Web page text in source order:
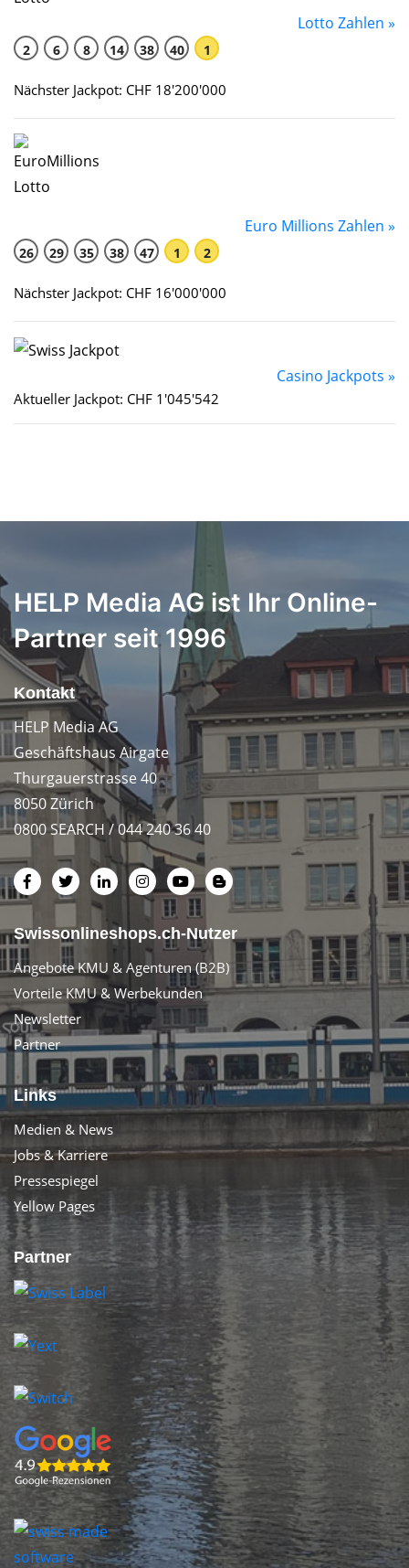
Lotto Zahlen »
2 6 8 14 38 40 1
Nächster Jackpot: CHF 18'200'000
Euro Millions Zahlen »
26 29 35 38 47 1 2
Nächster Jackpot: CHF 16'000'000
Casino Jackpots »
Aktueller Jackpot: CHF 1'045'542
HELP Media AG ist Ihr Online-
Partner seit 1996
Kontakt
HELP Media AG
Geschäftshaus Airgate
Thurgauerstrasse 40
8050 Zürich
0800 SEARCH / 044 240 36 40
Swissonlineshops.ch-Nutzer
Angebote KMU & Agenturen (B2B)
Vorteile KMU & Werbekunden
Newsletter
Partner
Links
Medien & News
Jobs & Karriere
Pressespiegel
Yellow Pages
Partner